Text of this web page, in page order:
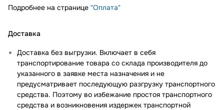
Подробнее на странице "Оплата"
Доставка
Доставка без выгрузки. Включает в себя
транспортирование товара со склада производителя до
указанного в заявке места назначения и не
предусматривает последующую разгрузку транспортного
средства. Поэтому во избежание простоя транспортного
средства и возникновения издержек транспортной